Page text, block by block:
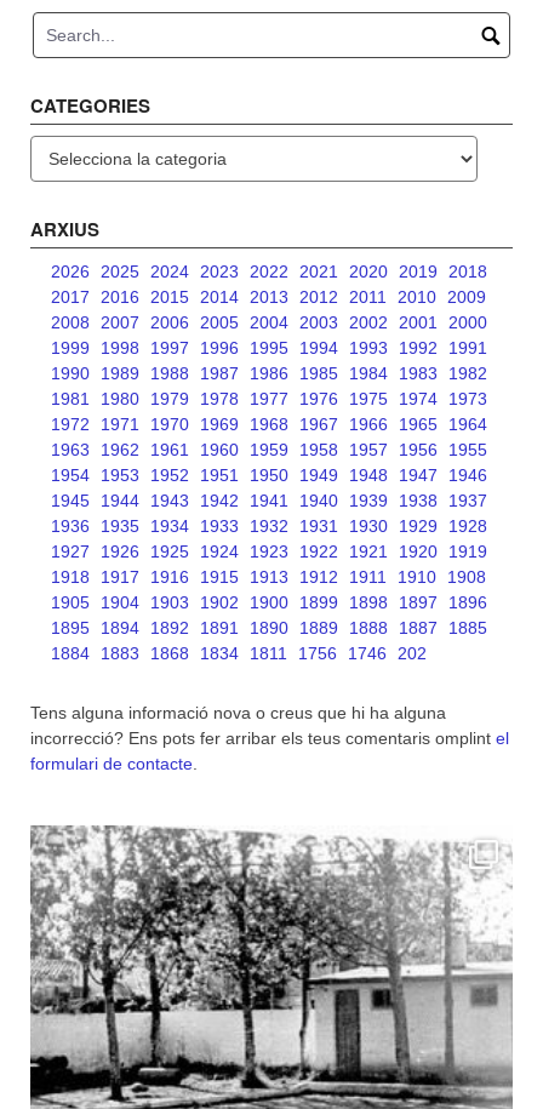
CATEGORIES
Categories
ARXIUS
2026 2025 2024 2023 2022 2021 2020 2019
2018
2017
2016 2015 2014 2013 2012 2011 2010
2009
2008
2007 2006 2005 2004 2003 2002 2001
2000
1999
1998 1997 1996 1995 1994 1993 1992
1991
1990
1989 1988 1987 1986 1985 1984 1983
1982
1981
1980 1979 1978 1977 1976 1975 1974
1973
1972
1971 1970 1969 1968 1967 1966 1965
1964
1963
1962 1961 1960 1959 1958 1957 1956
1955
1954
1953 1952 1951 1950 1949 1948 1947
1946
1945
1944 1943 1942 1941 1940 1939 1938
1937
1936
1935 1934 1933 1932 1931 1930 1929
1928
1927
1926 1925 1924 1923 1922 1921 1920
1919
1918
1917 1916 1915 1913 1912 1911 1910
1908
1905
1904 1903 1902 1900 1899 1898 1897
1896
1895
1894 1892 1891 1890 1889 1888 1887
1885
1884
1883 1868 1834 1811 1756 1746 202
Tens alguna informació nova o creus que hi ha alguna
incorrecció? Ens pots fer arribar els teus comentaris omplint el
formulari de contacte